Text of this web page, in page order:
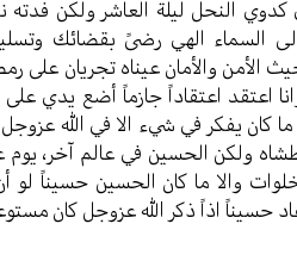
كدوي النحل ليلة العاشر ولكن
السماء الهي رضىً بقضائك
الأمن والأمان عيناه تجريان على
اعتقد اعتقاداً جازماً أضع
ما كان يفكر في شيء الا في الله
ولكن الحسين في عالم آخر، يوم
والا ما كان الحسين حسيناً
اذاً ذكر الله عزوجل كان